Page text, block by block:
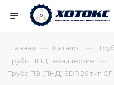
Главная — Каталог —
Трубы ПНД технические —
Труба ПЭ (ПНД) SDR 26 тип